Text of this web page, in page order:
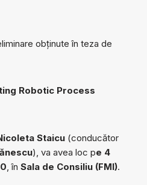
obținute în teza de
Robotic Process
Staicu (conducător
), va avea loc pe 4
, în Sala de Consiliu (FMI).